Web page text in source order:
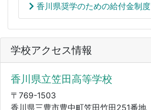
香川県奨学のための給付金制度
学校アクセス情報
香川県立笠田高等学校
〒769-1503
香川県三豊市豊中町笠田竹田251番地